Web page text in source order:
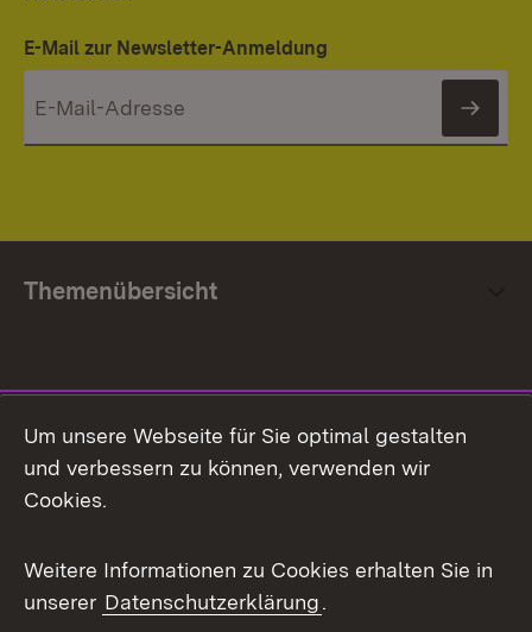
E-Mail zur Newsletter-Anmeldung
Themenübersicht
Facebook
X / Twitter
Youtube
Um unsere Webseite für Sie optimal gestalten
und verbessern zu können, verwenden wir
Cookies.
Weitere Informationen zu Cookies erhalten Sie in
unserer Datenschutzerklärung.